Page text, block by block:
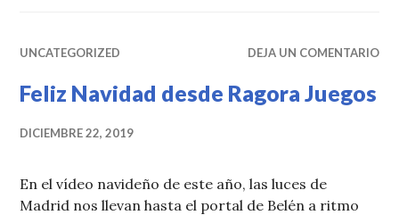
te
r
l
b
o
o
k
UNCATEGORIZED DEJA UN COMENTARIO
Feliz Navidad desde Ragora Juegos
DICIEMBRE 22, 2019
En el vídeo navideño de este año, las luces de
Madrid nos llevan hasta el portal de Belén a ritmo